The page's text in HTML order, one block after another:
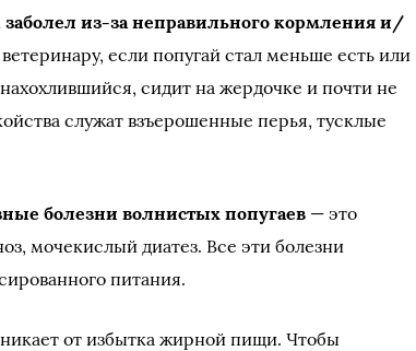
из-за неправильного кормления и/
если попугай стал меньше есть или
сидит на жердочке и почти не
служат взъерошенные перья, тусклые
болезни волнистых попугаев — это
мочекислый диатез. Все эти болезни
питания.
от избытка жирной пищи. Чтобы